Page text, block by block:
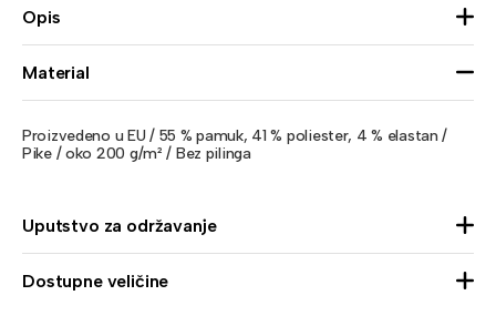
Opis
Material
Proizvedeno u EU / 55 % pamuk, 41 % poliester, 4 % elastan /
Pike / oko 200 g/m² / Bez pilinga
Uputstvo za održavanje
Dostupne veličine